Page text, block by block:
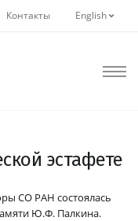
Контакты English
эстафете
СО РАН состоялась
Ю.Ф. Палкина.